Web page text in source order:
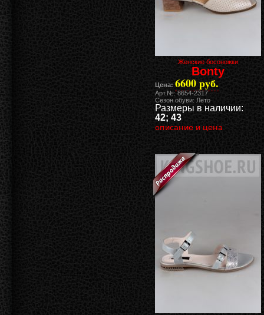
Женские босоножки
Bonty
Цена: 6600 руб.
Арт.№: 8654-2317
Сезон обуви: Лето
Размеры в наличии:
42; 43
описание и цена